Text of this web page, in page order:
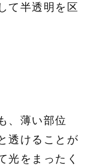
て半透明を区
、薄い部位
透けることが
光をまったく